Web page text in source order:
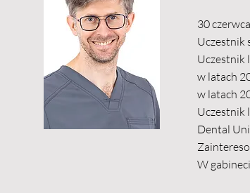
30
Uczestnik
Uczestnik
w latach
w latach
Uczestnik
Dental
W